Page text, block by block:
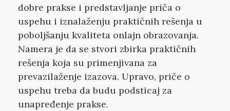
dobre prakse i predstavljanje priča o
uspehu i iznalaženju praktičnih rešenja u
poboljšanju kvaliteta onlajn obrazovanja.
Namera je da se stvori zbirka praktičnih
rešenja koja su primenjivana za
prevazilaženje izazova. Upravo, priče o
uspehu treba da budu podsticaj za
unapređenje prakse.